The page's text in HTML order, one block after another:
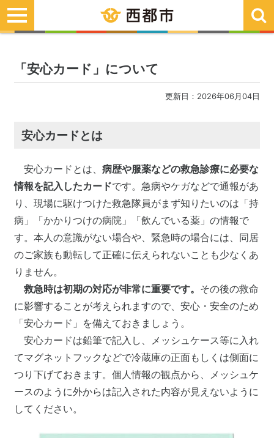
toggle
navigation
「安心カード」について
更新日：2026年06月04日
安心カードとは
安心カードとは、 病歴や服薬などの救急診療に必要な
情報を記入したカードです。急病やケガなどで通報があ
り、現場に駆けつけた救急隊員がまず知りたいのは「持
病」「かかりつけの病院」「飲んでいる薬」の情報で
す。本人の意識がない場合や、緊急時の場合には、同居
のご家族も動転して正確に伝えられないことも少なくあ
りません。
救急時は初期の対応が非常に重要です。 その後の救命
に影響することが考えられますので、安心・安全のため
「安心カード」を備えておきましょう。
安心カードは鉛筆で記入し、メッシュケース等に入れ
てマグネットフックなどで冷蔵庫の正面もしくは側面に
つり下げておきます。個人情報の観点から、メッシュケ
ースのように外からは記入された内容が見えないように
してください。